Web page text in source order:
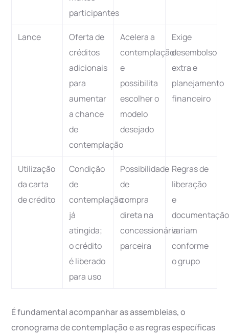
participantes
Lance
Oferta de
créditos
adicionais
para
aumentar
a chance
de
contemplação
Acelera a
contemplação
e
possibilita
escolher o
modelo
desejado
Exige
desembolso
extra e
planejamento
financeiro
Utilização
da carta
de crédito
Condição
de
contemplação
já
atingida;
o crédito
é liberado
para uso
Possibilidade
de
compra
direta na
concessionária
parceira
Regras de
liberação
e
documentação
variam
conforme
o grupo
É fundamental acompanhar as assembleias, o
cronograma de contemplação e as regras específicas